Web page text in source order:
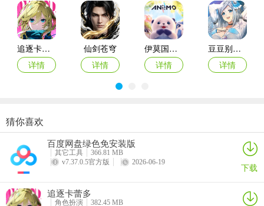
唯一推荐（爆发续航流）：主加智慧，附加感知（智慧:感知=8:2）。
智慧直接提升技能伤害与蓝量上限，契合法师技能爆发特性；感知强
化回蓝速率，保障技能循环持续性，支撑长时间群刷与团战爆发。
3、骑士
定位：坦克/团队增益
追逐卡蕾多
详情
仙剑苍穹
详情
伊莫国际服
详情
豆豆别嚣张游戏
详情
酷跑西游手游
详情
巴雄天下
详情
指尖无双手游
数码宝贝up手游
猜你喜欢
百度网盘绿色免安装版
其它工具
366.81 MB
v7.37.0.5官方版
2026-06-19 下载
追逐卡蕾多
角色扮演
382.45 MB